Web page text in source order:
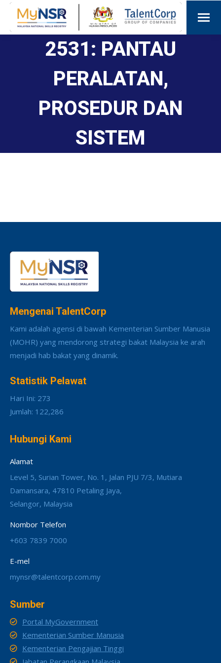
2531: PANTAU
PERALATAN,
PROSEDUR DAN
SISTEM
Mengenai TalentCorp
Kami adalah agensi di bawah Kementerian Sumber Manusia
(MOHR) yang mendorong strategi bakat Malaysia ke arah
menjadi hab bakat yang dinamik.
Statistik Pelawat
Hari Ini: 273
Jumlah: 122,286
Hubungi Kami
Alamat
Level 5, Surian Tower, No. 1, Jalan PJU 7/3, Mutiara
Damansara, 47810 Petaling Jaya,
Selangor, Malaysia
Nombor Telefon
+603 7839 7000
E-mel
mynsr@talentcorp.com.my
Sumber
Portal MyGovernment
Kementerian Sumber Manusia
Kementerian Pengajian Tinggi